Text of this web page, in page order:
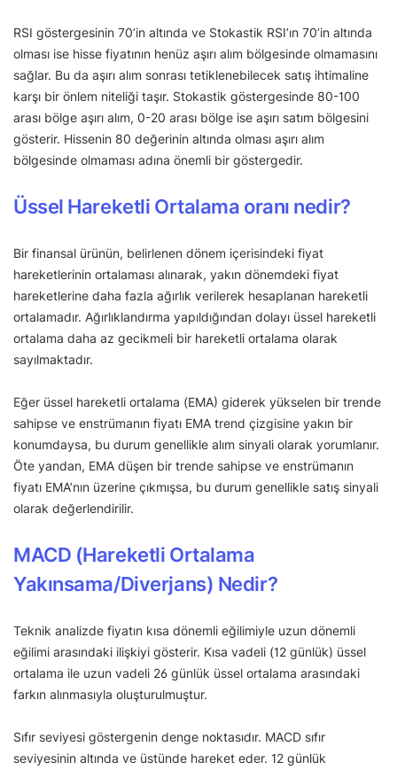
RSI göstergesinin 70’in altında ve Stokastik RSI’ın 70’in altında
olması ise hisse fiyatının henüz aşırı alım bölgesinde olmamasını
sağlar. Bu da aşırı alım sonrası tetiklenebilecek satış ihtimaline
karşı bir önlem niteliği taşır. Stokastik göstergesinde 80-100
arası bölge aşırı alım, 0-20 arası bölge ise aşırı satım bölgesini
gösterir. Hissenin 80 değerinin altında olması aşırı alım
bölgesinde olmaması adına önemli bir göstergedir.
Üssel Hareketli Ortalama oranı nedir?
Bir finansal ürünün, belirlenen dönem içerisindeki fiyat
hareketlerinin ortalaması alınarak, yakın dönemdeki fiyat
hareketlerine daha fazla ağırlık verilerek hesaplanan hareketli
ortalamadır. Ağırlıklandırma yapıldığından dolayı üssel hareketli
ortalama daha az gecikmeli bir hareketli ortalama olarak
sayılmaktadır.
Eğer üssel hareketli ortalama (EMA) giderek yükselen bir trende
sahipse ve enstrümanın fiyatı EMA trend çizgisine yakın bir
konumdaysa, bu durum genellikle alım sinyali olarak yorumlanır.
Öte yandan, EMA düşen bir trende sahipse ve enstrümanın
fiyatı EMA’nın üzerine çıkmışsa, bu durum genellikle satış sinyali
olarak değerlendirilir.
MACD (Hareketli Ortalama
Yakınsama/Diverjans) Nedir?
Teknik analizde fiyatın kısa dönemli eğilimiyle uzun dönemli
eğilimi arasındaki ilişkiyi gösterir. Kısa vadeli (12 günlük) üssel
ortalama ile uzun vadeli 26 günlük üssel ortalama arasındaki
farkın alınmasıyla oluşturulmuştur.
Sıfır seviyesi göstergenin denge noktasıdır. MACD sıfır
seviyesinin altında ve üstünde hareket eder. 12 günlük